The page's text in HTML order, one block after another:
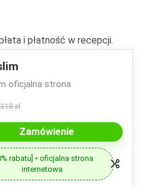
i płatność w recepcji.
oficjalna strona
318 zł
Zamówienie
rabatu] • oficjalna strona
internetowa